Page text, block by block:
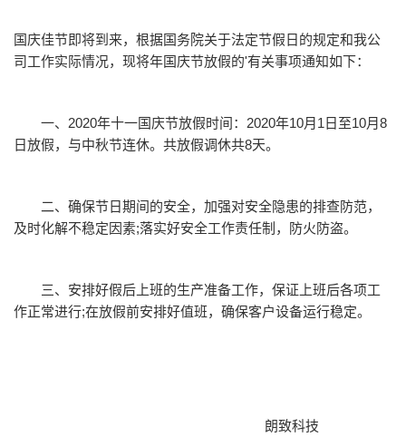
国庆佳节即将到来，根据国务院关于法定节假日的规定和我公
司工作实际情况，现将年国庆节放假的'有关事项通知如下：
一、2020年十一国庆节放假时间：2020年10月1日至10月8
日放假，与中秋节连休。共放假调休共8天。
二、确保节日期间的安全，加强对安全隐患的排查防范，
及时化解不稳定因素;落实好安全工作责任制，防火防盗。
三、安排好假后上班的生产准备工作，保证上班后各项工
作正常进行;在放假前安排好值班，确保客户设备运行稳定。
朗致科技